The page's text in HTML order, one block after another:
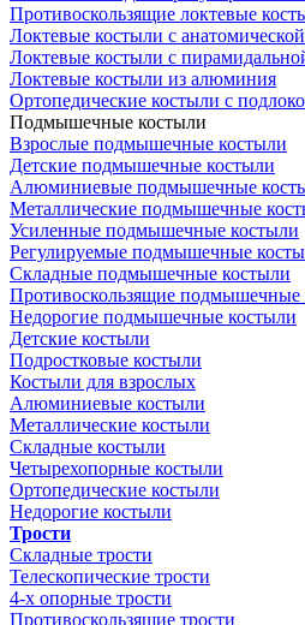
Противоскользящие локтевые
Локтевые костыли с
Локтевые костыли с
Локтевые костыли из алюминия
Ортопедические костыли с
Подмышечные костыли
Взрослые подмышечные костыли
Детские подмышечные костыли
Алюминиевые подмышечные
Металлические подмышечные
Усиленные подмышечные костыли
Регулируемые подмышечные
Складные подмышечные костыли
Противоскользящие подмышечные
Недорогие подмышечные костыли
Детские костыли
Подростковые костыли
Костыли для взрослых
Алюминиевые костыли
Металлические костыли
Складные костыли
Четырехопорные костыли
Ортопедические костыли
Недорогие костыли
Трости
Складные трости
Телескопические трости
4-х опорные трости
Противоскользящие трости